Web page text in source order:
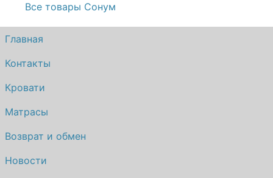
Все товары Сонум
Главная
Контакты
Кровати
Матрасы
Возврат и обмен
Новости